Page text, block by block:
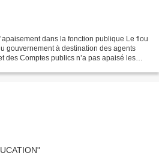
dans la fonction publique Le flou
gouvernement à destination des agents
des Comptes publics n’a pas apaisé les